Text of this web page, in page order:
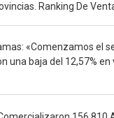
Ranking De
«Comenzamos el
una baja del 12,57% en